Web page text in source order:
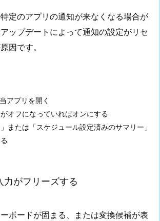
定のアプリの通知が来なくなる場合が
ップデートによって通知の設定がリセ
因です。
アプリを開く
がオフになっていればオンにする
」または「スケジュール設定済みのサマリー」
力がフリーズする
ボードが固まる、または変換候補が表